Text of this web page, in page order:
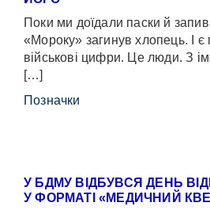
Поки ми доїдали паски й
«Мороку» загинув хлопець. І
військові цифри. Це люди. З
[…]
Позначки
У БДМУ ВІДБУВСЯ ДЕНЬ
У ФОРМАТІ «МЕДИЧНИЙ